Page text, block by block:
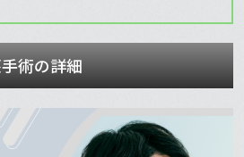
術の詳細